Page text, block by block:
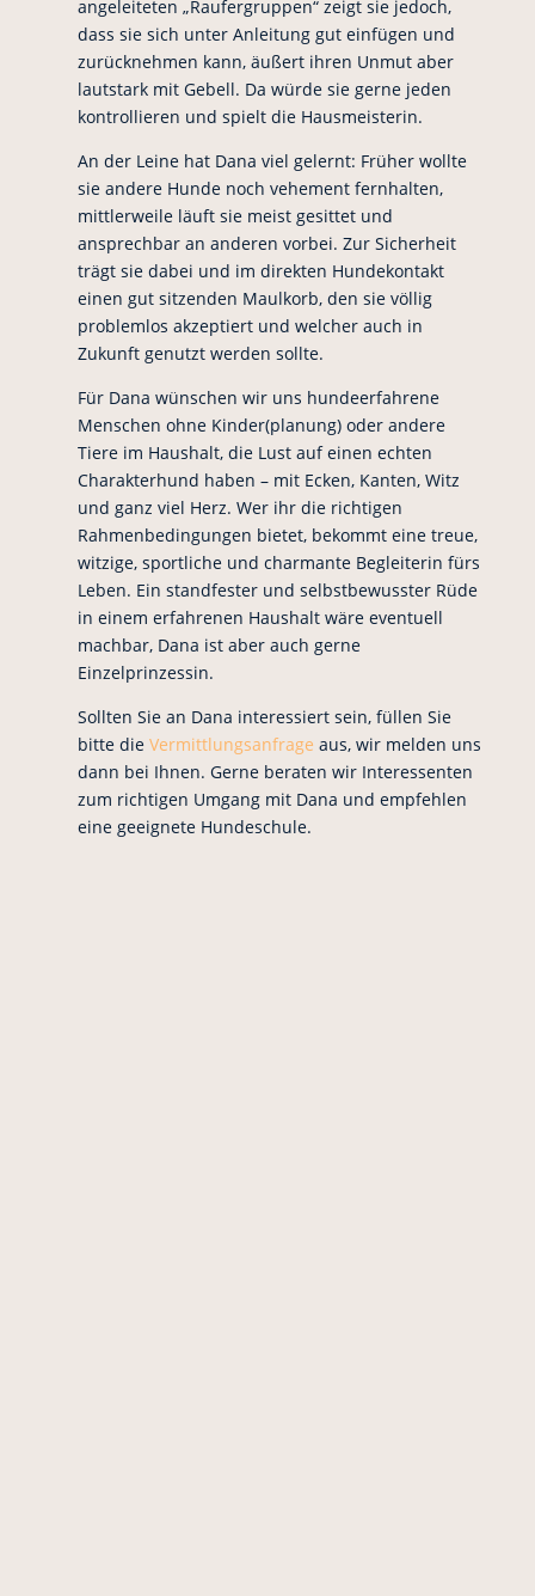
angeleiteten „Raufergruppen“ zeigt sie jedoch,
dass sie sich unter Anleitung gut einfügen und
zurücknehmen kann, äußert ihren Unmut aber
lautstark mit Gebell. Da würde sie gerne jeden
kontrollieren und spielt die Hausmeisterin.
An der Leine hat Dana viel gelernt: Früher wollte
sie andere Hunde noch vehement fernhalten,
mittlerweile läuft sie meist gesittet und
ansprechbar an anderen vorbei. Zur Sicherheit
trägt sie dabei und im direkten Hundekontakt
einen gut sitzenden Maulkorb, den sie völlig
problemlos akzeptiert und welcher auch in
Zukunft genutzt werden sollte.
Für Dana wünschen wir uns hundeerfahrene
Menschen ohne Kinder(planung) oder andere
Tiere im Haushalt, die Lust auf einen echten
Charakterhund haben – mit Ecken, Kanten, Witz
und ganz viel Herz. Wer ihr die richtigen
Rahmenbedingungen bietet, bekommt eine treue,
witzige, sportliche und charmante Begleiterin fürs
Leben. Ein standfester und selbstbewusster Rüde
in einem erfahrenen Haushalt wäre eventuell
machbar, Dana ist aber auch gerne
Einzelprinzessin.
Sollten Sie an Dana interessiert sein, füllen Sie
bitte die Vermittlungsanfrage aus, wir melden uns
dann bei Ihnen. Gerne beraten wir Interessenten
zum richtigen Umgang mit Dana und empfehlen
eine geeignete Hundeschule.